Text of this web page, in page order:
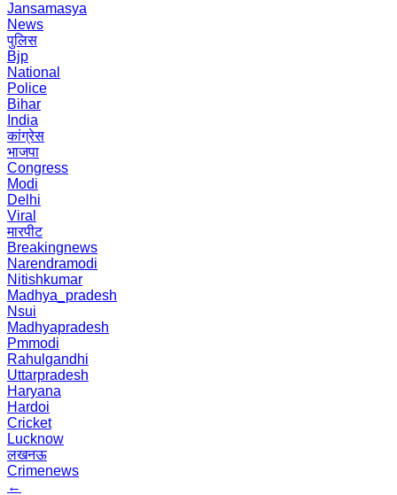
Jansamasya
News
पुलिस
Bjp
National
Police
Bihar
India
कांग्रेस
भाजपा
Congress
Modi
Delhi
Viral
मारपीट
Breakingnews
Narendramodi
Nitishkumar
Madhya_pradesh
Nsui
Madhyapradesh
Pmmodi
Rahulgandhi
Uttarpradesh
Haryana
Hardoi
Cricket
Lucknow
लखनऊ
Crimenews
←